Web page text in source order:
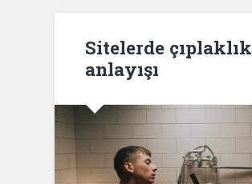
Sitelerde çıplaklık
anlayışı